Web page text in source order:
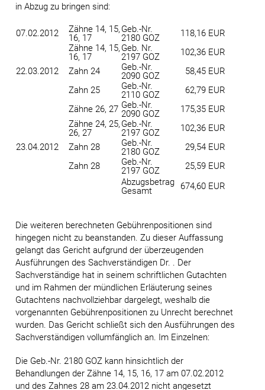
in Abzug zu bringen sind:
07.02.2012
Zähne 14, 15,
16, 17
Geb.-Nr.
2180 GOZ
118,16 EUR
Zähne 14, 15,
16, 17
Geb. Nr.
2197 GOZ
102,36 EUR
22.03.2012
Zahn 24
Geb.-Nr.
2090 GOZ
58,45 EUR
Zahn 25
Geb.-Nr.
2110 GOZ
62,79 EUR
Zähne 26, 27 Geb.-Nr.
2090 GOZ
175,35 EUR
Zähne 24, 25,
26, 27
Geb.-Nr.
2197 GOZ
102,36 EUR
23.04.2012
Zahn 28
Geb.-Nr.
2180 GOZ
29,54 EUR
Zahn 28
Geb.-Nr.
2197 GOZ
25,59 EUR
Abzugsbetrag
Gesamt
674,60 EUR
Die weiteren berechneten Gebührenpositionen sind
hingegen nicht zu beanstanden. Zu dieser Auffassung
gelangt das Gericht aufgrund der überzeugenden
Ausführungen des Sachverständigen Dr. . Der
Sachverständige hat in seinem schriftlichen Gutachten
und im Rahmen der mündlichen Erläuterung seines
Gutachtens nachvollziehbar dargelegt, weshalb die
vorgenannten Gebührenpositionen zu Unrecht berechnet
wurden. Das Gericht schließt sich den Ausführungen des
Sachverständigen vollumfänglich an. Im Einzelnen:
Die Geb.-Nr. 2180 GOZ kann hinsichtlich der
Behandlungen der Zähne 14, 15, 16, 17 am 07.02.2012
und des Zahnes 28 am 23.04.2012 nicht angesetzt